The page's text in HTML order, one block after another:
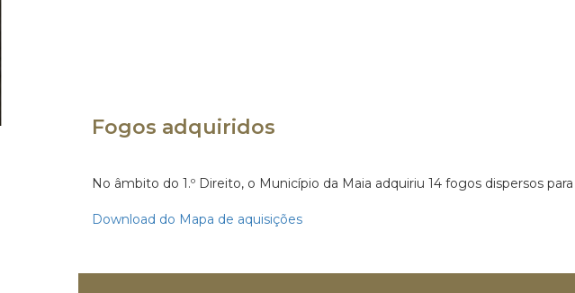
Fogos adquiridos
No âmbito do 1.º Direito, o Município da Maia adquiriu 14 fogos dispersos
Download do Mapa de aquisições